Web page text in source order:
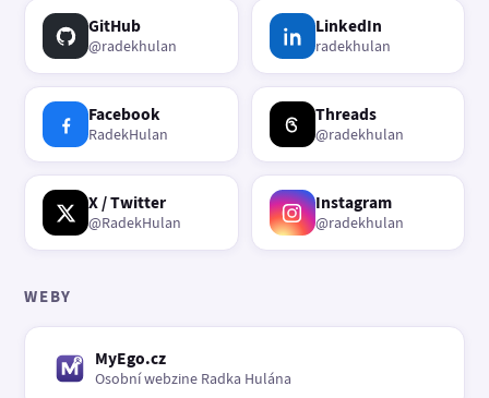
GitHub
@radekhulan
LinkedIn
radekhulan
Facebook
RadekHulan
Threads
@radekhulan
X / Twitter
@RadekHulan
Instagram
@radekhulan
WEBY
MyEgo.cz
Osobní webzine Radka Hulána